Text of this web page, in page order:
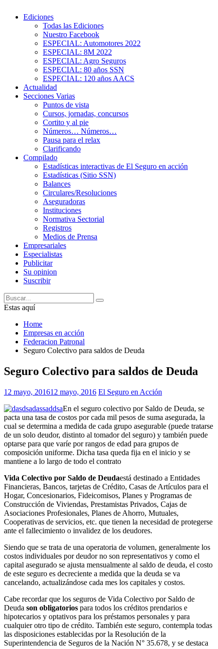
Ediciones
Todas las Ediciones
Nuestro Facebook
ESPECIAL: Automotores 2022
ESPECIAL: 8M 2022
ESPECIAL: Agro Seguros
ESPECIAL: 80 años SSN
ESPECIAL: 120 años AACS
Actualidad
Secciones Varias
Puntos de vista
Cursos, jornadas, concursos
Cortito y al pie
Números… Números…
Pausa para el relax
Clarificando
Compilado
Estadísticas interactivas de El Seguro en acción
Estadísticas (Sitio SSN)
Balances
Circulares/Resoluciones
Aseguradoras
Instituciones
Normativa Sectorial
Registros
Medios de Prensa
Empresariales
Especialistas
Publicitar
Su opinion
Suscribir
Estas aquí
Home
Empresas en acción
Federacion Patronal
Seguro Colectivo para saldos de Deuda
Seguro Colectivo para saldos de Deuda
12 mayo, 201612 mayo, 2016 El Seguro en Acción
En el seguro colectivo por Saldo de Deuda, se
pacta una tasa de costos por cada mil pesos de suma asegurada, la
cual se determina a medida de cada grupo asegurable (puede tratarse
de un solo deudor, distinto al tomador del seguro) y también puede
optarse para que varíe por rangos de edad para grupos de
composición uniforme. Dicha tasa queda fija en el inicio y se
mantiene a lo largo de todo el contrato
Vida Colectivo por Saldo de Deudaestá destinado a Entidades
Financieras, Bancos, tarjetas de Crédito, Casas de Artículos para el
Hogar, Concesionarios, Fideicomisos, Planes y Programas de
Construcción de Viviendas, Prestamistas Privados, Cajas de
Asociaciones Profesionales, Planes de Ahorro, Mutuales,
Cooperativas de servicios, etc. que tienen la necesidad de protegerse
ante el fallecimiento o invalidez de los deudores.
Siendo que se trata de una operatoria de volumen, generalmente los
costos individuales por deudor no son representativos y como el
capital asegurado se ajusta mensualmente al saldo de deuda, el costo
de este seguro es decreciente a medida que la deuda se va
cancelando, actualizándose cada mes los capitales y costos.
Cabe recordar que los seguros de Vida Colectivo por Saldo de
Deuda son obligatorios para todos los créditos prendarios e
hipotecarios y optativos para los préstamos personales y para
cualquier otro tipo de crédito. También este seguro, contempla todas
las disposiciones establecidas por la Resolución de la
Superintendencia de Seguros de la Nación N° 35.678, y se destaca